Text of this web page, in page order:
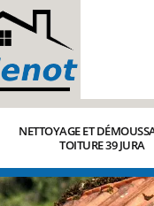
NETTOYAGE ET
TOITURE 39 JURA